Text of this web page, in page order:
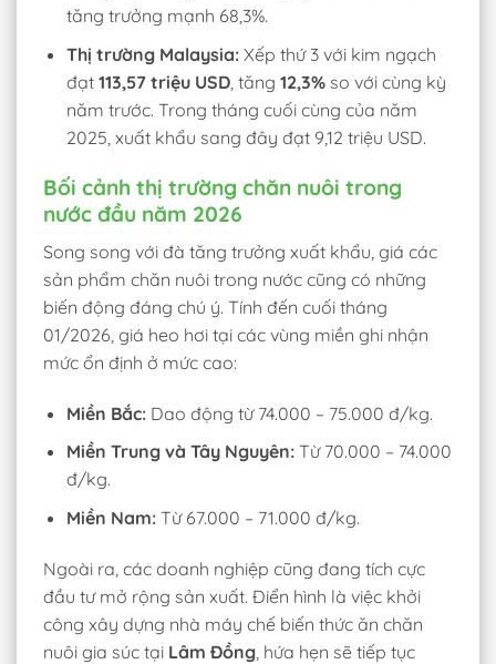
tăng trưởng mạnh 68,3%.
Thị trường Malaysia:Xếp thứ 3 với kim ngạch
đạt 113,57 triệu USD, tăng 12,3%so với cùng kỳ
năm trước. Trong tháng cuối cùng của năm
2025, xuất khẩu sang đây đạt 9,12 triệu USD.
Bối cảnh thị trường chăn nuôi trong
nước đầu năm 2026
Song song với đà tăng trưởng xuất khẩu, giá các
sản phẩm chăn nuôi trong nước cũng có những
biến động đáng chú ý. Tính đến cuối tháng
01/2026, giá heo hơi tại các vùng miền ghi nhận
mức ổn định ở mức cao:
Miền Bắc:Dao động từ 74.000 – 75.000 đ/kg.
Miền Trung và Tây Nguyên:Từ 70.000 – 74.000
đ/kg.
Miền Nam:Từ 67.000 – 71.000 đ/kg.
Ngoài ra, các doanh nghiệp cũng đang tích cực
đầu tư mở rộng sản xuất. Điển hình là việc khởi
công xây dựng nhà máy chế biến thức ăn chăn
nuôi gia súc tại Lâm Đồng , hứa hẹn sẽ tiếp tục